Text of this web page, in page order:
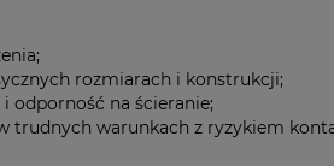
rozmiarach i konstrukcji;
odporność na ścieranie;
trudnych warunkach z ryzykiem